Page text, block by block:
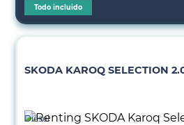
Todo incluido
SKODA KAROQ SELECTION
Diésel